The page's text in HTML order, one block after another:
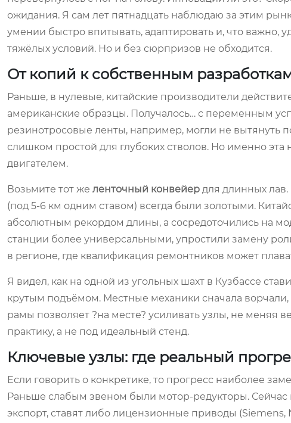
ожидания. Я сам лет пятнадцать наблюдаю за этим
умении быстро впитывать, адаптировать и, что
тяжёлых условий. Но и без сюрпризов не обходится.
От копий к собственным
Раньше, в нулевые, китайские производители
американские образцы. Получалось… с переменным
резинотросовые ленты, например, могли не вытянуть
слишком простой для глубоких стволов. Но именно
двигателем.
Возьмите тот же ленточный конвейер для длинных
(под 5-6 км одним ставом) всегда были золотыми.
абсолютным рекордом длины, а сосредоточились на
станции более универсальными, упростили замену
в регионе, где квалификация ремонтников может
Я видел, как на одной из угольных шахт в Кузбассе
крутым подъёмом. Местные механики сначала
рамы позволяет ?на месте? усиливать узлы, не меняя
практику, а не под идеальный стенд.
Ключевые узлы: где реальный
Если говорить о конкретике, то прогресс наиболее
Раньше слабым звеном были мотор-редукторы. Сейчас
экспорт, ставят либо лицензионные приводы